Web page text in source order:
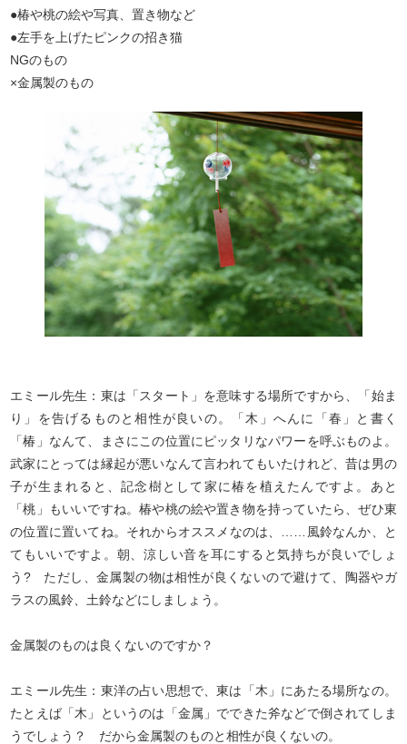
●椿や桃の絵や写真、置き物など
●左手を上げたピンクの招き猫
NGのもの
×金属製のもの
エミール先生：東は「スタート」を意味する場所ですから、「始ま
り」を告げるものと相性が良いの。「木」へんに「春」と書く
「椿」なんて、まさにこの位置にピッタリなパワーを呼ぶものよ。
武家にとっては縁起が悪いなんて言われてもいたけれど、昔は男の
子が生まれると、記念樹として家に椿を植えたんですよ。あと
「桃」もいいですね。椿や桃の絵や置き物を持っていたら、ぜひ東
の位置に置いてね。それからオススメなのは、……風鈴なんか、と
てもいいですよ。朝、涼しい音を耳にすると気持ちが良いでしょ
う? ただし、金属製の物は相性が良くないので避けて、陶器やガ
ラスの風鈴、土鈴などにしましょう。
金属製のものは良くないのですか？
エミール先生：東洋の占い思想で、東は「木」にあたる場所なの。
たとえば「木」というのは「金属」でできた斧などで倒されてしま
うでしょう？ だから金属製のものと相性が良くないの。